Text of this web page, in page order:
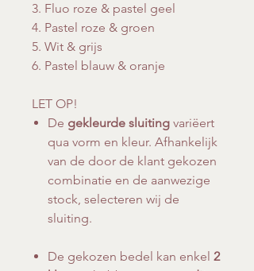
3. Fluo roze & pastel geel
4. Pastel roze & groen
5. Wit & grijs
6. Pastel blauw & oranje
LET OP!
De gekleurde sluiting variëert
qua vorm en kleur. Afhankelijk
van de door de klant gekozen
combinatie en de aanwezige
stock, selecteren wij de
sluiting.
De gekozen bedel kan enkel 2